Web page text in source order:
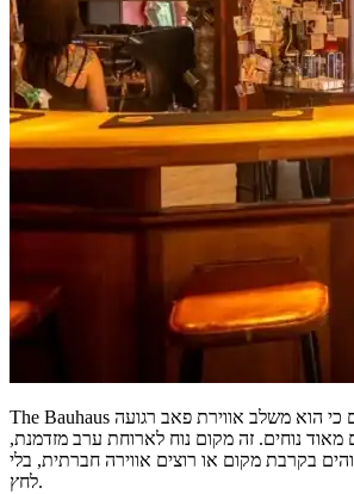
The Bauhaus פופולרי בקרב מטיילים כי הוא משלב אווירת פאב רגועה
מאוד נוחים. זה מקום נוח לארוחת ערב מזדמנת,
בקרבת מקום או רוצים אווירה חברתית, בלי
לחץ.